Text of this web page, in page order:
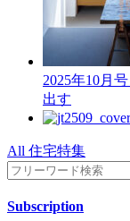
2025年10月号
出す
All 住宅特集
Subscription